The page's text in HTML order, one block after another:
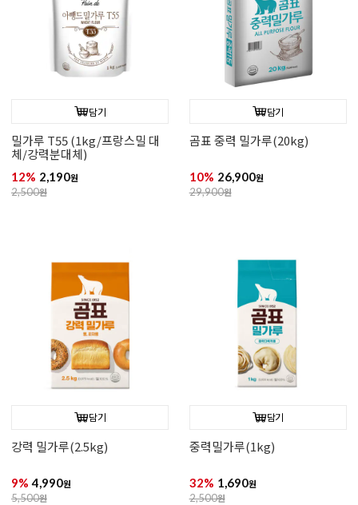
담기
밀가루 T55 (1kg/프랑스밀 대
체/강력분대체)
12% 2,190원
2,500원
담기
곰표 중력 밀가루(20kg)
10% 26,900원
29,900원
담기
강력 밀가루(2.5kg)
9% 4,990원
5,500원
담기
중력밀가루(1kg)
32% 1,690원
2,500원